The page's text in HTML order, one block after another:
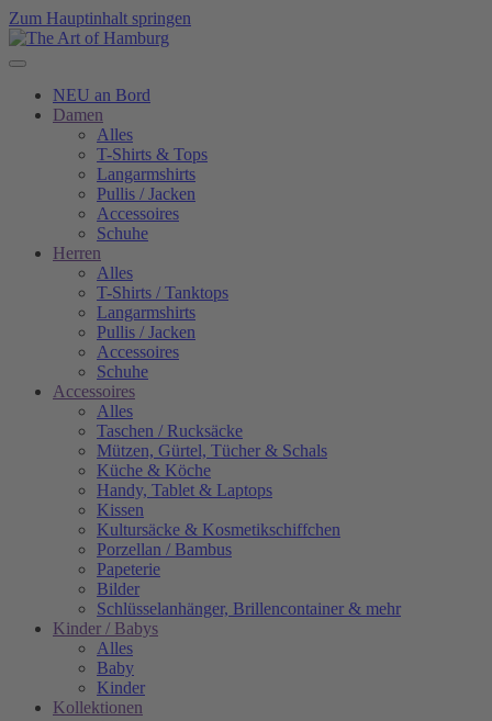
Zum Hauptinhalt springen
NEU an Bord
Damen
Alles
T-Shirts & Tops
Langarmshirts
Pullis / Jacken
Accessoires
Schuhe
Herren
Alles
T-Shirts / Tanktops
Langarmshirts
Pullis / Jacken
Accessoires
Schuhe
Accessoires
Alles
Taschen / Rucksäcke
Mützen, Gürtel, Tücher & Schals
Küche & Köche
Handy, Tablet & Laptops
Kissen
Kultursäcke & Kosmetikschiffchen
Porzellan / Bambus
Papeterie
Bilder
Schlüsselanhänger, Brillencontainer & mehr
Kinder / Babys
Alles
Baby
Kinder
Kollektionen